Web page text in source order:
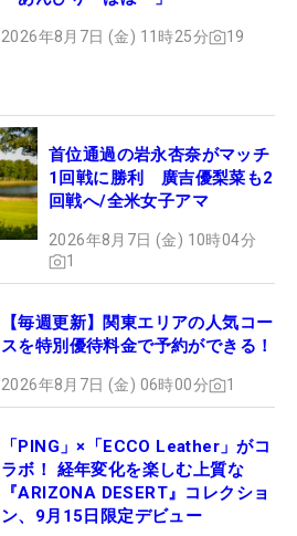
2026年8月7日 (金) 11時25分 19
首位通過の岩永杏奈がマッチ
1回戦に勝利 廣吉優梨菜も2
回戦へ/全米女子アマ
2026年8月7日 (金) 10時04分
1
【毎週更新】関東エリアの人気コー
スを特別優待料金で予約ができる！
2026年8月7日 (金) 06時00分 1
「PING」×「ECCO Leather」がコ
ラボ！ 経年変化を楽しむ上質な
『ARIZONA DESERT』コレクショ
ン、9月15日限定デビュー